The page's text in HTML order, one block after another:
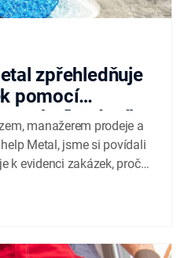
zpřehledňuje
pomocí
deníku
manažerem prodeje a
Metal, jsme si povídali
k evidenci zakázek, proč
praxe. Akvahelp Metal se